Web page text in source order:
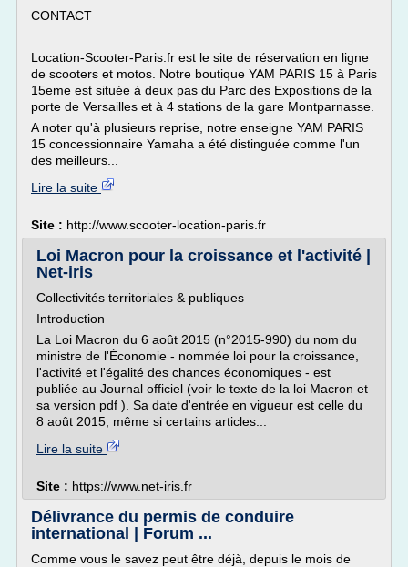
CONTACT
Location-Scooter-Paris.fr est le site de réservation en ligne
de scooters et motos. Notre boutique YAM PARIS 15 à Paris
15eme est située à deux pas du Parc des Expositions de la
porte de Versailles et à 4 stations de la gare Montparnasse.
A noter qu'à plusieurs reprise, notre enseigne YAM PARIS
15 concessionnaire Yamaha a été distinguée comme l'un
des meilleurs...
Lire la suite
Site : http://www.scooter-location-paris.fr
Loi Macron pour la croissance et l'activité |
Net-iris
Collectivités territoriales & publiques
Introduction
La Loi Macron du 6 août 2015 (n°2015-990) du nom du
ministre de l'Économie - nommée loi pour la croissance,
l'activité et l'égalité des chances économiques - est
publiée au Journal officiel (voir le texte de la loi Macron et
sa version pdf ). Sa date d'entrée en vigueur est celle du
8 août 2015, même si certains articles...
Lire la suite
Site : https://www.net-iris.fr
Délivrance du permis de conduire
international | Forum ...
Comme vous le savez peut être déjà, depuis le mois de